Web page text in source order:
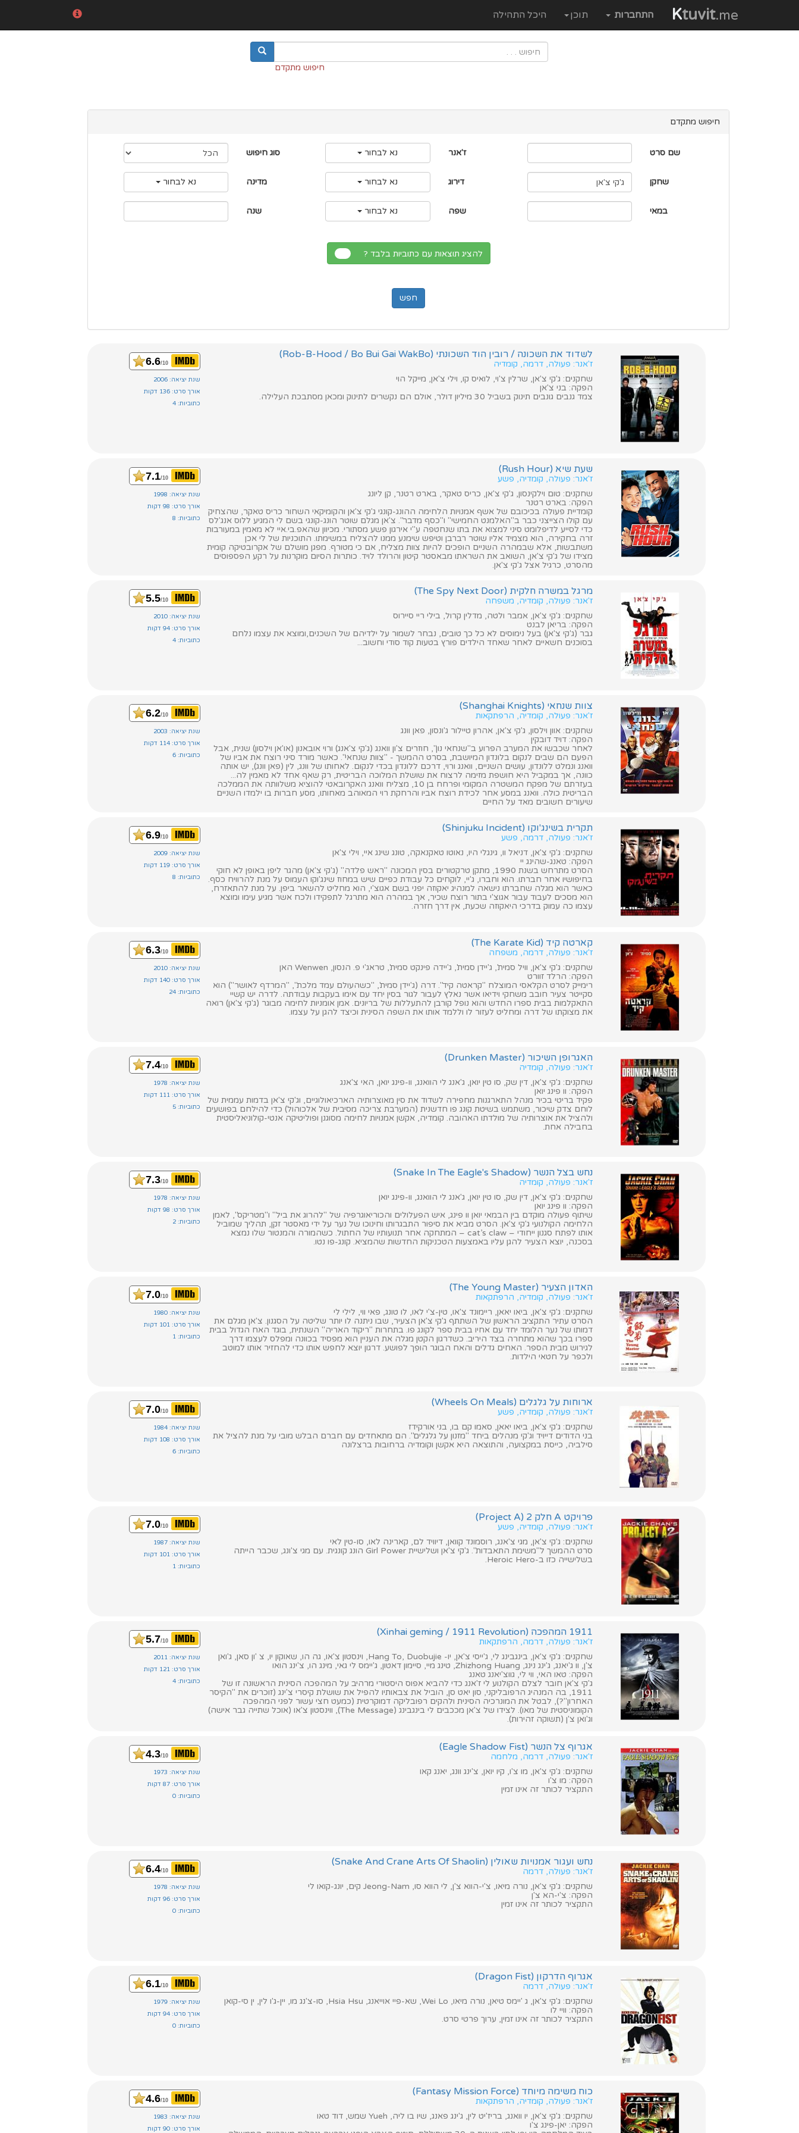
Ktuvit.me התחברות תוכן היכל התהילה
חיפוש מתקדם
חיפוש מתקדם
שם סרט
שחקן
במאי
ז'אנר נא לבחור
דירוג נא לבחור
שפה נא לבחור
סוג חיפוש
מדינה נא לבחור
שנה
להציג תוצאות עם כתוביות בלבד ?
לשדוד את השכונה / רובין הוד השכונתי (Rob-B-Hood / Bo Bui Gai WakBo)
ז'אנר: פעולה, דרמה, קומדיה
שחקנים: ג'קי צ'אן, שרלין צ'וי, לואיס קו, וילי צ'אן, מייקל הוי
הפקה: בני צ'אן
צמד גנבים גונבים תינוק בשביל 30 מיליון דולר, אולם הם נקשרים לתינוק ומכאן מסתבכת העלילה.
6.6/10
שנת יציאה: 2006
אורך סרט: 136 דקות
כתוביות: 4
שעת שיא (Rush Hour)
ז'אנר: פעולה, קומדיה, פשע
שחקנים: טום וילקינסון, ג'קי צ'אן, כריס טאקר, בארט רטנר, קן ליונג
הפקה: בארט רטנר
קומדיית פעולה בכיכובם של אשף אמנויות הלחימה ההונג-קונגי ג'קי צ'אן והקומיקאי השחור כריס טאקר, שהצחיק
עם קולו הצייצני כבר ב"האלמנט החמישי" ו"כסף מדבר". צ'אן מגלם שוטר הונג-קונגי בשם לי המגיע ללוס אנג'לס
כדי לסייע לדיפלומט סיני למצוא את בתו שנחטפה ע"י אירגון פשע מסתורי. מכיוון שהאפ.בי.איי לא מאמין במעורבות
זרה בחקירה, הוא מצמיד אליו שוטר רברבן וטיפש שימנע ממנו להצליח במשימתו. התוכניות של לי אכן
משתבשות, אלא שבמהרה השניים הופכים להיות צוות מצליח, אם כי מטורף. מפגן מושלם של אקרובטיקה קומית
מצידו של ג'קי צ'אן, השואב את השראתו מבאסטר קיטון והרולד לויד. כותרות הסיום מוקרנות על רקע הפספוסים
מהסרט, כרגיל אצל ג'קי צ'אן.
7.1/10
שנת יציאה: 1998
אורך סרט: 98 דקות
כתוביות: 8
מרגל במשרה חלקית (The Spy Next Door)
ז'אנר: פעולה, קומדיה, משפחה
שחקנים: ג'קי צ'אן, אמבר ולטה, מדלין קרול, בילי ריי סיירוס
הפקה: בריאן לבנט
גבר (ג'קי צ'אן) בעל נימוסים לא כל כך טובים, נבחר לשמור על ילדיהם של השכנים,ומוצא את עצמו נלחם
בסוכנים חשאיים לאחר שאחד הילדים פורץ בטעות קוד סודי וחשוב...
5.5/10
שנת יציאה: 2010
אורך סרט: 94 דקות
כתוביות: 4
צוות שנחאי (Shanghai Knights)
ז'אנר: פעולה, קומדיה, הרפתקאות
שחקנים: אוון וילסון, ג'קי צ'אן, אהרון טיילור ג'ונסון, פאן וונג
הפקה: דויד דובקין
לאחר שכבשו את המערב הפרוע ב"שנחאי נון", חוזרים צ'ון וואנג (ג'קי צ'אנג) ורוי אובאנון (או'אן וילסון) שנית, אבל
הפעם הם שבים לנקום בלונדון המיושבת, בסרט ההמשך - "צוות שנחאי". כאשר מורד סיני רוצח את אביו של
וואנג ונמלט ללונדון, עושים השניים, וואנג ורוי, דרכם ללונדון בכדי לנקום. לאחותו של וונג, לין (פאן וונג), יש אותה
כוונה, אך במקביל היא חושפת מזימה לרצוח את שושלת המלוכה הבריטית, רק שאף אחד לא מאמין לה...
בעזרתם של מפקח המשטרה המקומי ופרחח בן 10, מצליח וואנג האקרובאטי להוציא משלוותה את הממלכה
הבריטית כולה. וואנג במסע אחר לכידת רוצח אביו והרחקת רוי המאוהב מאחותו, מסע חברות בו ילמדו השניים
שיעורים חשובים מאד על החיים
6.2/10
שנת יציאה: 2003
אורך סרט: 114 דקות
כתוביות: 6
תקרית בשינג'וקו (Shinjuku Incident)
ז'אנר: פעולה, דרמה, פשע
שחקנים: ג'קי צ'אן, דניאל וו, גינגלי היו, נאוטו טאקנאקה, טונג שינג איי, וילי צ'אן
הפקה: טאנג-שהינג יי
הסרט מתרחש בשנת 1990, מתקן טרקטורים בסין המכונה "ראש פלדה" (ג'קי צ'אן) מהגר ליפן באופן לא חוקי
בחיפושיו אחר חברתו. הוא וחברו, ג'יי, לוקחים כל עבודת כפיים שיש במחוז שינג'וקו העמוס על מנת להרוויח כסף.
כאשר הוא מגלה שחברתו נישאה למנהיג יאקוזה יפני בשם אגוצ'י, הוא מחליט להשאר ביפן. על מנת להתאזרח,
הוא מסכים לעבוד עבור אגוצ'י בתור רוצח שכיר, אך במהרה הוא מתרגל לתפקידו ולכח אשר מגיע עימו ומוצא
עצמו כה עמוק בדרכי היאקוזה שכעת, אין דרך חזרה.
6.9/10
שנת יציאה: 2009
אורך סרט: 119 דקות
כתוביות: 8
קארטה קיד (The Karate Kid)
ז'אנר: פעולה, דרמה, משפחה
שחקנים: ג'קי צ'אן, וויל סמית', ג'יידן סמית', ג'יידה פינקט סמית', טראג'י פ. הנסון, Wenwen האן
הפקה: הרלד זוורט
רימייק לסרט הקלאסי המוצלח "קראטה קיד". דרה (ג'יידן סמית', "כשהעולם עמד מלכת", "המרדף לאושר") הוא
סקייטר צעיר חובב משחקי וידיאו אשר נאלץ לעבור לגור בסין יחד עם אימו בעקבות עבודתה. לדרה יש קשיי
התאקלמות בבית ספרו החדש והוא נופל קורבן להתעללות של בריונים. אמן אומניות לחימה מבוגר (ג'קי צ'אן) רואה
את מצוקתו של דרה ומחליט לעזור לו וללמד אותו את השפה הסינית וכיצד להגן על עצמו.
6.3/10
שנת יציאה: 2010
אורך סרט: 140 דקות
כתוביות: 24
האגרופן השיכור (Drunken Master)
ז'אנר: פעולה, קומדיה
שחקנים: ג'קי צ'אן, דין שק, סו טין יואן, ג'אנג לי הוואנג, וו-פינג יואן, האי צ'אנג
הפקה: וו פינג יואן
פקיד בריטי בכיר מנהל התארגנות מחפירה לשדוד את סין מאוצרותיה הארכיאולוגיים, וג'קי צ'אן בדמות עממית של
לוחם צדק שיכור, משתמש בשיטת קונג פו חדשנית (המערבת צריכה מסיבית של אלכוהול) כדי להילחם בפושעים
ולהציל את אוצרותיה של מולדתו האהובה. קומדיה, אקשן אמנויות לחימה מסוגנן ופוליטיקה אנטי-קולוניאליסטית
בחבילה אחת.
7.4/10
שנת יציאה: 1978
אורך סרט: 111 דקות
כתוביות: 5
נחש בצל הנשר (Snake In The Eagle's Shadow)
ז'אנר: פעולה, קומדיה
שחקנים: ג'קי צ'אן, דין שק, סו טין יואן, ג'אנג לי הוואנג, וו-פינג יואן
הפקה: וו פינג יואן
שיתוף פעולה מוקדם בין הבמאי יואן וו פינג, איש הפעלולים והכוריאוגרפיה של "להרוג את ביל" ו"מטריקס", לאמן
הלחימה הקולנועי ג'קי צ'אן. הסרט מביא את סיפור התבגרותו וחינוכו של נער על ידי מאסטר זקן, תהליך שמוביל
אותו לפתח סגנון ייחודי – cat’s claw – המתחקה אחר תנועותיו של החתול. כשהמורה והמנטור שלו נמצא
בסכנה, יוצא הצעיר להגן עליו באמצעות הטכניקות החדשות שהמציא. קונג-פו נטו.
7.3/10
שנת יציאה: 1978
אורך סרט: 98 דקות
כתוביות: 2
האדון הצעיר (The Young Master)
ז'אנר: פעולה, קומדיה, הרפתקאות
שחקנים: ג'קי צ'אן, ביאו יאאן, ריימונד צ'או, טין-צ'י לאו, לו טונג, פאי ווי, לילי לי
הסרט עתיר התקציב הראשון של השתתף ג'קי צ'אן הצעיר, שבו ניתנה לו יותר שליטה על הסגנון. צ'אן מגלם את
דמותו של נער הלומד יחד עם אחיו בבית ספר לקונג פו. בתחרות "ריקוד האריה" השנתית, בוגד האח הגדול בבית
ספרו בכך שהוא מתחרה בצד היריב. כשדרגון הקטן מגלה את העניין הוא מפסיד בכוונה ומפלס לעצמו דרך
לגירוש מבית הספר. האחים גדלים והאח הבוגר הופך לפושע. דרגון יוצא לחפש אותו כדי להחזיר אותו למוטב
ולכפר על חטאי הילדות.
7.0/10
שנת יציאה: 1980
אורך סרט: 101 דקות
כתוביות: 1
ארוחות על גלגלים (Wheels On Meals)
ז'אנר: פעולה, קומדיה, פשע
שחקנים: ג'קי צ'אן, ביאו יאאן, סאמו קם בו, בני אורקידז
בני הדודים דייויד וג'קי מנהלים ביחד "מזנון על גלגלים". הם מתאחדים עם חברם הבלש מובי על מנת להציל את
סילביה, כייסת במקצועה, והתוצאה היא אקשן וקומדיה ברחובות ברצלונה
7.0/10
שנת יציאה: 1984
אורך סרט: 108 דקות
כתוביות: 6
פרויקט A חלק 2 (Project A)
ז'אנר: פעולה, קומדיה, פשע
שחקנים: ג'קי צ'אן, מגי צ'אנג, רוסמונד קוואן, דיוויד לם, קארינה לאו, סו-טין לאי
סרט ההמשך ל"משימת התאבדות". ג'קי צ'אן ושלישיית Girl Power הונג קונגית. עם מגי צ'ונג, שכבר הייתה
בשלישייה כזו ב-Heroic Hero.
7.0/10
שנת יציאה: 1987
אורך סרט: 101 דקות
כתוביות: 1
1911 המהפכה (Xinhai geming / 1911 Revolution)
ז'אנר: פעולה, דרמה, הרפתקאות
שחקנים: ג'קי צ'אן, בינגבינג לי, ג'ייסי צ'אן, יו- Hang To, Duobujie, וינסטון צ'או, גה הו, שאוקון יו, צ 'ון סאן, ג'ואן
צ'ן, וו ג'יאנג, ג'ינג נינג, Zhizhong Huang, טינג מיי, סיימון דאטון, ג'יימס לי גאי, מינג הו, צ'ינג הואו
הפקה: טאו האי, ווי לי, גווצ'יאנג טאנג
ג'קי צ'אן חובר לצלם הקולנוע לי ז'אנג כדי להביא אפוס היסטורי מרהיב על המהפכה הסינית הראשונה זו של
1911, בה המנהיג הרפובליקני, סון יאט סן, הוביל את צבאותיו להפיל את שושלת קיסרי צ'ינג (זוכרים את "הקיסר
האחרון"?), לבטל את המונרכיה הסינית ולהקים רפובליקה דמוקרטית (כמעט חצי עשור לפני המהפכה
הקומוניסטית של מאו). לצידו של צ'אן מככבים לי בינגבינג (The Message), ווינסטון צ'או (אוכל שתייה גבר אישה)
וג'ואן צ'ן (תשוקה זהירות).
5.7/10
שנת יציאה: 2011
אורך סרט: 121 דקות
כתוביות: 4
אגרוף צל הנשר (Eagle Shadow Fist)
ז'אנר: פעולה, דרמה, מלחמה
שחקנים: ג'קי צ'אן, מו צ'ו, קיו יואן, צ'ינג וונג, יאנג קאו
הפקה: מו צ'ו
התקציר לכותר זה אינו זמין
4.3/10
שנת יציאה: 1973
אורך סרט: 87 דקות
כתוביות: 0
נחש ועגור אמנויות שאולין (Snake And Crane Arts Of Shaolin)
ז'אנר: פעולה, דרמה
שחקנים: ג'קי צ'אן, נורה מיאו, צ'י-הווא צ'ן, לי הווא סו, Jeong-Nam קים, יונג-קואו לי
הפקה: צ'י-הא צ'ן
התקציר לכותר זה אינו זמין
6.4/10
שנת יציאה: 1978
אורך סרט: 96 דקות
כתוביות: 0
אגרוף הדרקון (Dragon Fist)
ז'אנר: פעולה, דרמה
שחקנים: ג'קי צ'אן, ג 'יימס טיאן, נורה מיאו, Wei Lo, שא-פיי אוייאנג, Hsia Hsu, סו-צ'נג מו, יין-ג'ו לין, ין סי-קואן
הפקה: וויי לו
התקציר לכותר זה אינו זמין, ערוך פרטי סרט.
6.1/10
שנת יציאה: 1979
אורך סרט: 94 דקות
כתוביות: 0
כוח משימה מיוחד (Fantasy Mission Force)
ז'אנר: פעולה, קומדיה, הרפתקאות
שחקנים: ג'קי צ'אן, יו וואנג, בריז'יט לין, ג'ינג פאנג, שיו בו ליה, Yueh שמש, דוד טאו
הפקה: יאן-פינג צ'ו
4.6/10
שנת יציאה: 1983
אורך סרט: 90 דקות